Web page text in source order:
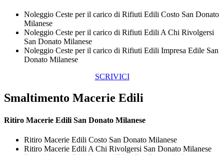
Noleggio Ceste per il carico di Rifiuti Edili Costo San Donato
Milanese
Noleggio Ceste per il carico di Rifiuti Edili A Chi Rivolgersi
San Donato Milanese
Noleggio Ceste per il carico di Rifiuti Edili Impresa Edile San
Donato Milanese
SCRIVICI
Smaltimento Macerie Edili
Ritiro Macerie Edili San Donato Milanese
Ritiro Macerie Edili Costo San Donato Milanese
Ritiro Macerie Edili A Chi Rivolgersi San Donato Milanese